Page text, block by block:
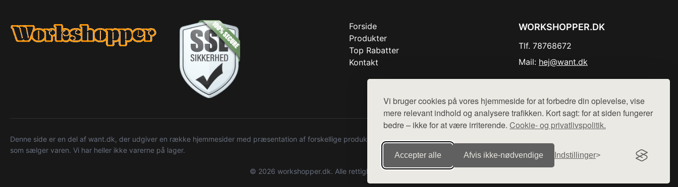
Vi bruger cookies på vores hjemmeside for at forbedre din oplevelse, vise
mere relevant indhold og analysere trafikken. Kort sagt: for at siden fungerer
bedre – ikke for at være irriterende. Cookie- og privatlivspolitik.
Accepter alle Afvis ikke‑nødvendige Indstillinger
Forside
Produkter
Top Rabatter
Kontakt
WORKSHOPPER.DK
Tlf. 78768672
Mail: hej@want.dk
Denne side er en del af want.dk, der udgiver en række hjemmesider med præsentation af forskellige produkter fra diverse webshops. Der sælges ikke varer fra denne side - vi henviser til de shops,
som sælger varen. Vi har heller ikke varerne på lager.
© 2026 workshopper.dk. Alle rettigheder forbeholdes.